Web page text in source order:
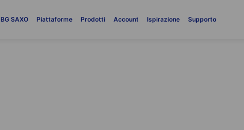
BG SAXO Piattaforme Prodotti Account Ispirazione Supporto